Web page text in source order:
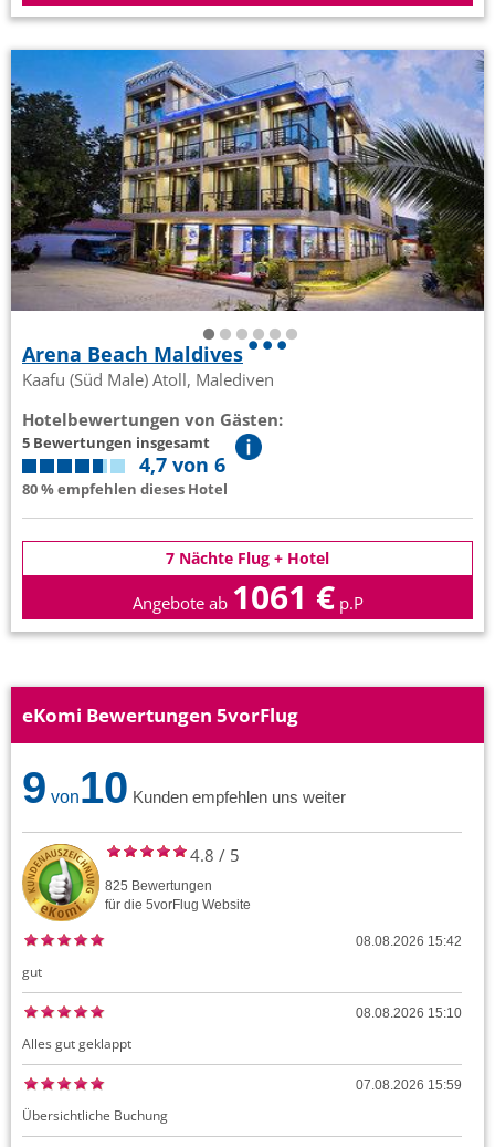
Arena Beach Maldives
Kaafu (Süd Male) Atoll, Malediven
Hotelbewertungen von Gästen:
5 Bewertungen insgesamt
4,7 von 6
80 % empfehlen dieses Hotel
7 Nächte Flug + Hotel
Angebote ab 1061 € p.P
eKomi Bewertungen 5vorFlug
9 von10 Kunden empfehlen uns weiter
4.8 / 5
825 Bewertungen
für die 5vorFlug Website
08.08.2026 15:42
gut
08.08.2026 15:10
Alles gut geklappt
07.08.2026 15:59
Übersichtliche Buchung